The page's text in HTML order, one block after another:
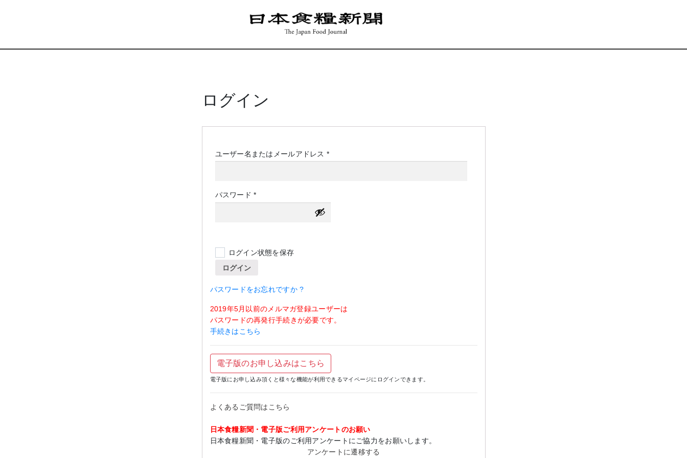
ログイン
ユーザー名またはメールアドレス *必
パスワード*必
須
ログイン状態を保存
ログイン
パスワードをお忘れですか ?
2019年5月以前のメルマガ登録ユーザーは
パスワードの再発行手続きが必要です。
手続きはこちら
電子版のお申し込みはこちら
電子版にお申し込み頂くと様々な機能が利用できるマイページにログインできます。
よくあるご質問はこちら
日本食糧新聞・電子版ご利用アンケートのお願い
日本食糧新聞・電子版のご利用アンケートにご協力をお願いします。
アンケートに遷移する